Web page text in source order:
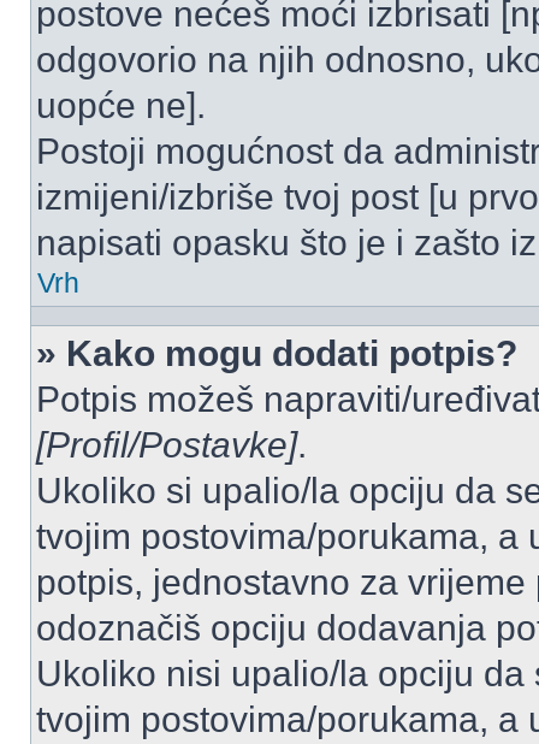
postove nećeš moći izbrisati
odgovorio na njih odnosno,
uopće ne].
Postoji mogućnost da
izmijeni/izbriše tvoj post [u
napisati opasku što je i zašto
Vrh
» Kako mogu dodati potpis?
Potpis možeš napraviti/
[Profil/Postavke].
Ukoliko si upalio/la opciju da
tvojim postovima/porukama, a
potpis, jednostavno za
odoznačiš opciju dodavanja
Ukoliko nisi upalio/la opciju
tvojim postovima/porukama, a